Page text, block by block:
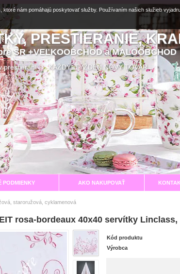
PRESTIERANIE,
SR +VEĽKOOBCHOD a MALOOBCHOD
prestieraní KAŽDÝ TÝŽDEŇ NOVÝ TOVAR
PODMIENKY AKO NAKUPOVAŤ
staroružová, cyklamenová
rosa-bordeaux 40x40 servítky Linclass,
Kód produktu
Výrobca
nám pomáhajú poskytovať služby. Používaním našich služieb